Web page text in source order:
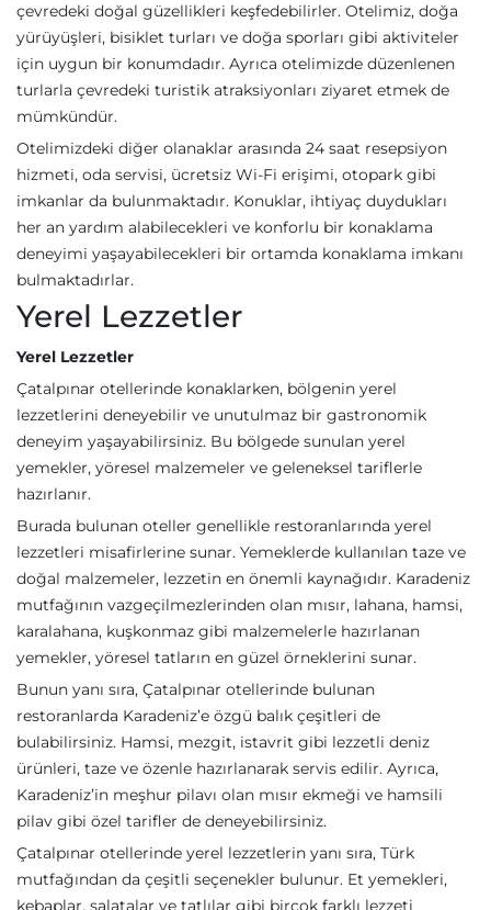
çevredeki doğal güzellikleri keşfedebilirler. Otelimiz, doğa
yürüyüşleri, bisiklet turları ve doğa sporları gibi aktiviteler
için uygun bir konumdadır. Ayrıca otelimizde düzenlenen
turlarla çevredeki turistik atraksiyonları ziyaret etmek de
mümkündür.
Otelimizdeki diğer olanaklar arasında 24 saat resepsiyon
hizmeti, oda servisi, ücretsiz Wi-Fi erişimi, otopark gibi
imkanlar da bulunmaktadır. Konuklar, ihtiyaç duydukları
her an yardım alabilecekleri ve konforlu bir konaklama
deneyimi yaşayabilecekleri bir ortamda konaklama imkanı
bulmaktadırlar.
Yerel Lezzetler
Yerel Lezzetler
Çatalpınar otellerinde konaklarken, bölgenin yerel
lezzetlerini deneyebilir ve unutulmaz bir gastronomik
deneyim yaşayabilirsiniz. Bu bölgede sunulan yerel
yemekler, yöresel malzemeler ve geleneksel tariflerle
hazırlanır.
Burada bulunan oteller genellikle restoranlarında yerel
lezzetleri misafirlerine sunar. Yemeklerde kullanılan taze ve
doğal malzemeler, lezzetin en önemli kaynağıdır. Karadeniz
mutfağının vazgeçilmezlerinden olan mısır, lahana, hamsi,
karalahana, kuşkonmaz gibi malzemelerle hazırlanan
yemekler, yöresel tatların en güzel örneklerini sunar.
Bunun yanı sıra, Çatalpınar otellerinde bulunan
restoranlarda Karadeniz’e özgü balık çeşitleri de
bulabilirsiniz. Hamsi, mezgit, istavrit gibi lezzetli deniz
ürünleri, taze ve özenle hazırlanarak servis edilir. Ayrıca,
Karadeniz’in meşhur pilavı olan mısır ekmeği ve hamsili
pilav gibi özel tarifler de deneyebilirsiniz.
Çatalpınar otellerinde yerel lezzetlerin yanı sıra, Türk
mutfağından da çeşitli seçenekler bulunur. Et yemekleri,
kebaplar, salatalar ve tatlılar gibi birçok farklı lezzeti